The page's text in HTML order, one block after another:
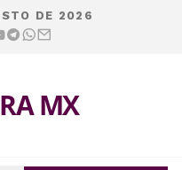
DE 2026
MX